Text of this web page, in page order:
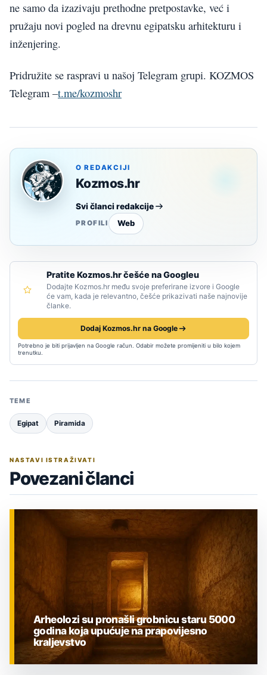
ne samo da izazivaju prethodne pretpostavke, već i
pružaju novi pogled na drevnu egipatsku arhitekturu i
inženjering.
Pridružite se raspravi u našoj Telegram grupi. KOZMOS
Telegram –t.me/kozmoshr
O REDAKCIJI
Kozmos.hr
Svi članci redakcije
PROFILI Web
Pratite Kozmos.hr češće na Googleu
Dodajte Kozmos.hr među svoje preferirane izvore i Google
će vam, kada je relevantno, češće prikazivati naše najnovije
članke.
Dodaj Kozmos.hr na Google
Potrebno je biti prijavljen na Google račun. Odabir možete promijeniti u bilo kojem
trenutku.
TEME
Egipat Piramida
NASTAVI ISTRAŽIVATI
Povezani članci
Arheolozi su pronašli grobnicu staru 5000
godina koja upućuje na prapovijesno
kraljevstvo